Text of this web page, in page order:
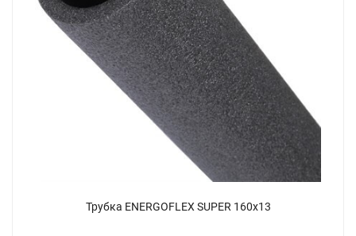
Трубка ENERGOFLEX SUPER 160х13